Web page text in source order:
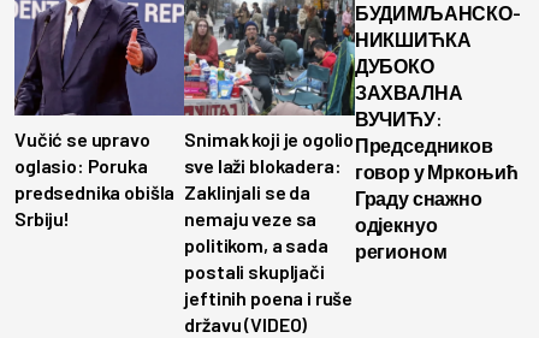
Vučić se upravo
oglasio: Poruka
predsednika obišla
Srbiju!
Snimak koji je ogolio
sve laži blokadera:
Zaklinjali se da
nemaju veze sa
politikom, a sada
postali skupljači
jeftinih poena i ruše
državu (VIDEO)
БУДИМЉАНСКО-
НИКШИЋКА
ДУБОКО
ЗАХВАЛНА
ВУЧИЋУ:
Председников
говор у Мркоњић
Граду снажно
одјекнуо
регионом